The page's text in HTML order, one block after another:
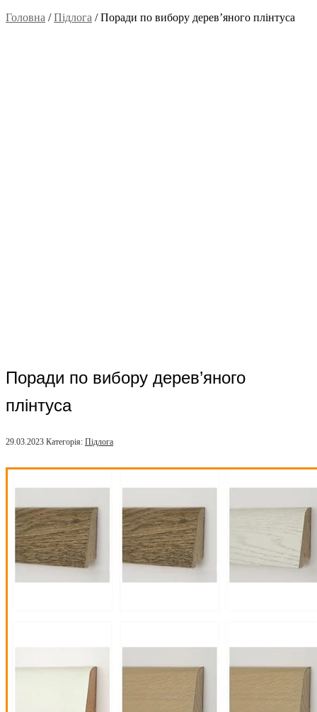
Головна /Підлога /Поради по вибору дерев’яного плінтуса
Поради по вибору дерев’яного
плінтуса
29.03.2023 Категорія: Підлога